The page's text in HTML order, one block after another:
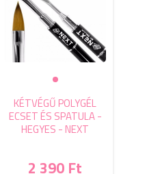
KÉTVÉGŰ POLYGÉL
ECSET ÉS SPATULA -
HEGYES - NEXT
2 390 Ft